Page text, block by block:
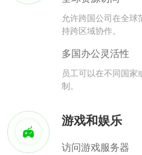
允许跨国公司在全球
持跨区域协作。
多国办公灵活性
员工可以在不同国家
制。
游戏和娱乐
访问游戏服务器